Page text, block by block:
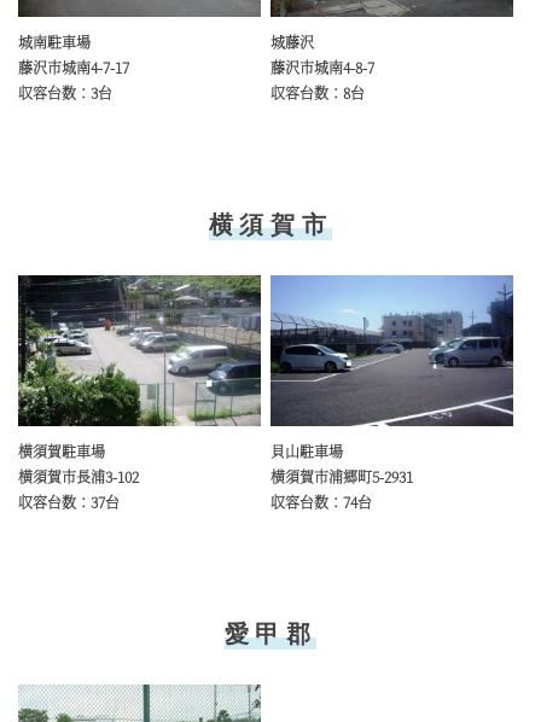
城南駐車場
藤沢市城南4-7-17
収容台数：3台
城藤沢
藤沢市城南4-8-7
収容台数：8台
横須賀市
横須賀駐車場
横須賀市長浦3-102
収容台数：37台
貝山駐車場
横須賀市浦郷町5-2931
収容台数：74台
愛甲郡